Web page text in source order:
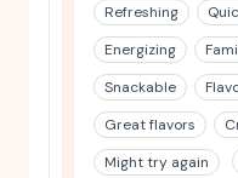
Refreshing
Energizing
Snackable
Great flavors
Might try again